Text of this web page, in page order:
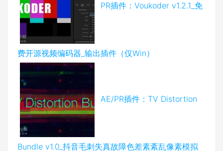
PR插件：Voukoder v1.2.1_免
费开源视频编码器_输出插件（仅Win）
AE/PR插件：TV Distortion
Bundle v1.0_抖音毛刺失真故障色差素紊乱像素模拟